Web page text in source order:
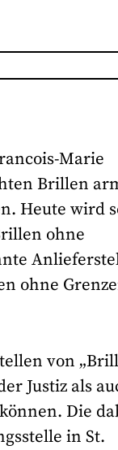
Marie
Brillen
Heute wird
ohne
ohne
von
Justiz als
Die
in St.